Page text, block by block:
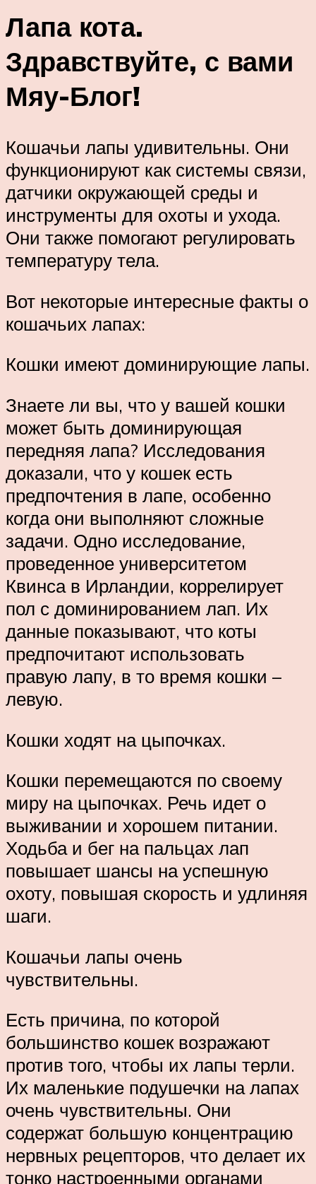
Лапа кота.
Здравствуйте, с вами
Мяу-Блог!
Кошачьи лапы удивительны. Они
функционируют как системы связи,
датчики окружающей среды и
инструменты для охоты и ухода.
Они также помогают регулировать
температуру тела.
Вот некоторые интересные факты о
кошачьих лапах:
Кошки имеют доминирующие лапы.
Знаете ли вы, что у вашей кошки
может быть доминирующая
передняя лапа? Исследования
доказали, что у кошек есть
предпочтения в лапе, особенно
когда они выполняют сложные
задачи. Одно исследование,
проведенное университетом
Квинса в Ирландии, коррелирует
пол с доминированием лап. Их
данные показывают, что коты
предпочитают использовать
правую лапу, в то время кошки –
левую.
Кошки ходят на цыпочках.
Кошки перемещаются по своему
миру на цыпочках. Речь идет о
выживании и хорошем питании.
Ходьба и бег на пальцах лап
повышает шансы на успешную
охоту, повышая скорость и удлиняя
шаги.
Кошачьи лапы очень
чувствительны.
Есть причина, по которой
большинство кошек возражают
против того, чтобы их лапы терли.
Их маленькие подушечки на лапах
очень чувствительны. Они
содержат большую концентрацию
нервных рецепторов, что делает их
тонко настроенными органами